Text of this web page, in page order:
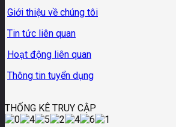
Giới thiệu về chúng tôi
Tin tức liên quan
Hoạt động liên quan
Thông tin tuyển dụng
THỐNG KÊ TRUY CẬP